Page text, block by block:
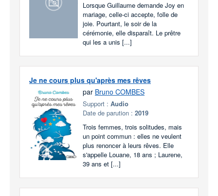
Lorsque Guillaume demande Joy en
mariage, celle-ci accepte, folle de
joie. Pourtant, le soir de la
cérémonie, elle disparaît. Le prêtre
qui les a unis [...]
Je ne cours plus qu'après mes rêves
par Bruno COMBES
Support : Audio
Date de parution : 2019
Trois femmes, trois solitudes, mais
un point commun : elles ne veulent
plus renoncer à leurs rêves. Elle
s'appelle Louane, 18 ans ; Laurene,
39 ans et [...]